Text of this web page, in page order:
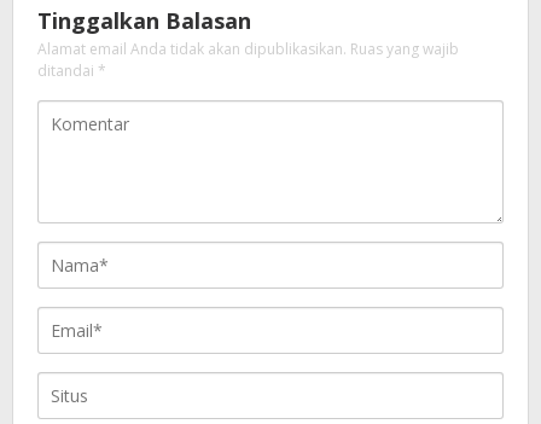
Tinggalkan Balasan
Alamat email Anda tidak akan dipublikasikan. Ruas yang wajib
ditandai *